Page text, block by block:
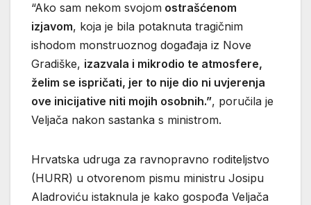
“Ako sam nekom svojom ostrašćenom
izjavom, koja je bila potaknuta tragičnim
ishodom monstruoznog događaja iz Nove
Gradiške, izazvala i mikrodio te atmosfere,
želim se ispričati, jer to nije dio ni uvjerenja
ove inicijative niti mojih osobnih.”, poručila je
Veljača nakon sastanka s ministrom.
Hrvatska udruga za ravnopravno roditeljstvo
(HURR) u otvorenom pismu ministru Josipu
Aladroviću istaknula je kako gospođa Veljača